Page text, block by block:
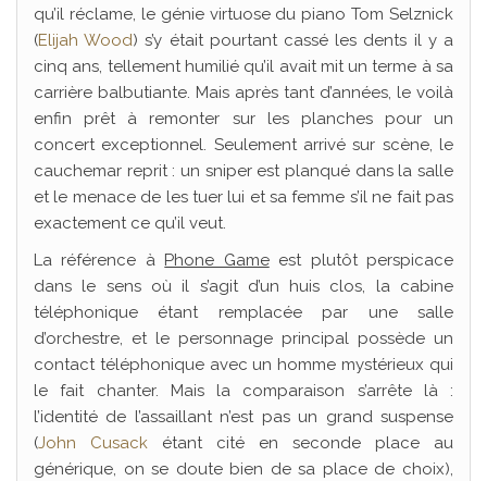
qu’il réclame, le génie virtuose du piano Tom Selznick
(Elijah Wood) s’y était pourtant cassé les dents il y a
cinq ans, tellement humilié qu’il avait mit un terme à sa
carrière balbutiante. Mais après tant d’années, le voilà
enfin prêt à remonter sur les planches pour un
concert exceptionnel. Seulement arrivé sur scène, le
cauchemar reprit : un sniper est planqué dans la salle
et le menace de les tuer lui et sa femme s’il ne fait pas
exactement ce qu’il veut.
La référence à Phone Gameest plutôt perspicace
dans le sens où il s’agit d’un huis clos, la cabine
téléphonique étant remplacée par une salle
d’orchestre, et le personnage principal possède un
contact téléphonique avec un homme mystérieux qui
le fait chanter. Mais la comparaison s’arrête là :
l’identité de l’assaillant n’est pas un grand suspense
(John Cusack étant cité en seconde place au
générique, on se doute bien de sa place de choix),